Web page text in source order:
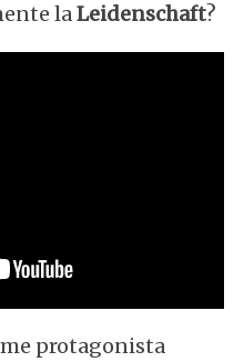
laLeidenschaft?
protagonista